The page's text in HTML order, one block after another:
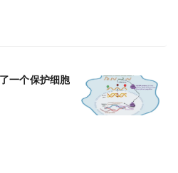
一个保护细胞免受有害突变的隐藏过